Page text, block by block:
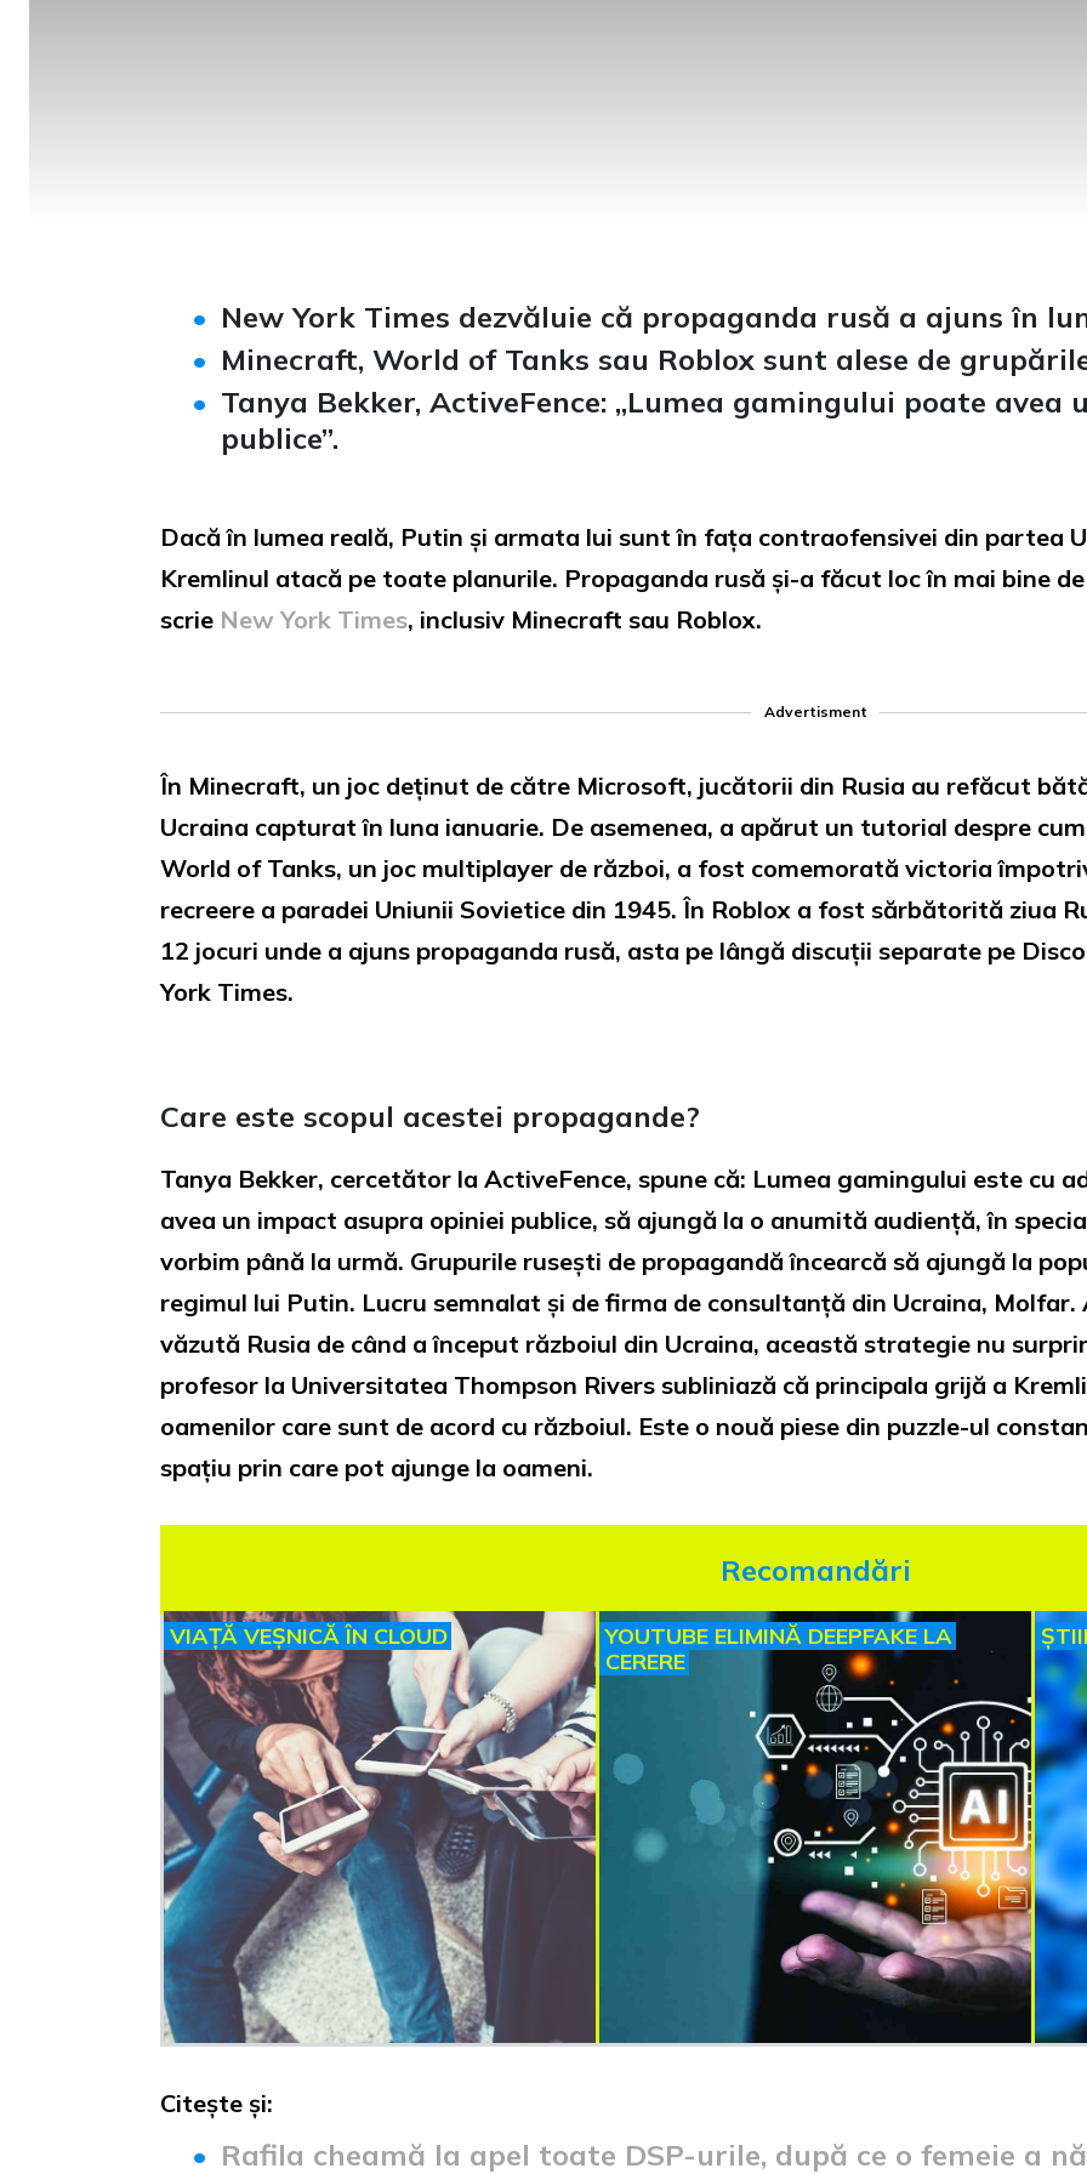
New York Times dezvăluie că propaganda rusă a ajuns în
Minecraft, World of Tanks sau Roblox sunt alese de
Tanya Bekker, ActiveFence: „Lumea gamingului poate
publice”.
Dacă în lumea reală, Putin și armata lui sunt în fața contraofensivei din partea
Kremlinul atacă pe toate planurile. Propaganda rusă și-a făcut loc în mai bine
scrie New York Times, inclusiv Minecraft sau Roblox.
Advertisment
În Minecraft, un joc deținut de către Microsoft, jucătorii din Rusia au refăcut
Ucraina capturat în luna ianuarie. De asemenea, a apărut un tutorial despre
World of Tanks, un joc multiplayer de război, a fost comemorată victoria
recreere a paradei Uniunii Sovietice din 1945. În Roblox a fost sărbătorită ziua
12 jocuri unde a ajuns propaganda rusă, asta pe lângă discuții separate pe
York Times.
Care este scopul acestei propagande?
Tanya Bekker, cercetător la ActiveFence, spune că: Lumea gamingului este cu
avea un impact asupra opiniei publice, să ajungă la o anumită audiență, în
vorbim până la urmă. Grupurile rusești de propagandă încearcă să ajungă la
regimul lui Putin. Lucru semnalat și de firma de consultanță din Ucraina, Molfar.
văzută Rusia de când a început războiul din Ucraina, această strategie nu
profesor la Universitatea Thompson Rivers subliniază că principala grijă a
oamenilor care sunt de acord cu războiul. Este o nouă piese din puzzle-ul
spațiu prin care pot ajunge la oameni.
Recomandări
VIAȚĂ VEȘNICĂ ÎN CLOUD
YOUTUBE ELIMINĂ DEEPFAKE LA
CERERE
Citește și:
Rafila cheamă la apel toate DSP-urile, după ce o femeie a